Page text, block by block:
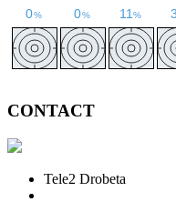
CONTACT
Tele2 Drobeta